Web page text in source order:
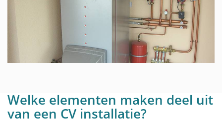
Welke elementen maken deel uit
van een CV installatie?